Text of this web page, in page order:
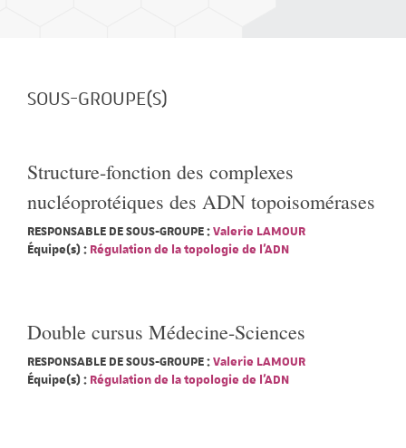
SOUS-GROUPE(S)
Structure-fonction des complexes
nucléoprotéiques des ADN topoisomérases
RESPONSABLE DE SOUS-GROUPE :Valerie LAMOUR
Équipe(s) : Régulation de la topologie de l'ADN
Double cursus Médecine-Sciences
RESPONSABLE DE SOUS-GROUPE :Valerie LAMOUR
Équipe(s) : Régulation de la topologie de l'ADN